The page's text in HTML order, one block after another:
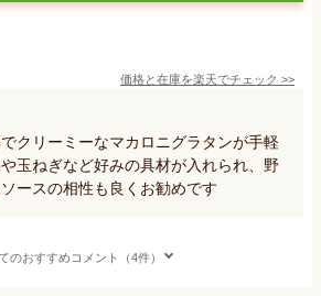
価格と在庫を楽天でチェック >>
クリーミーなマカロニグラタンが手軽
玉ねぎなど好みの具材が入れられ、野
ースの相性も良くお勧めです
のおすすめコメント（4件）